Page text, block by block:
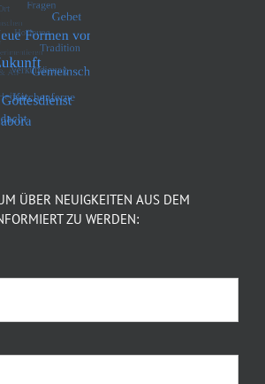
ÜBER NEUIGKEITEN AUS DEM
ZU WERDEN: